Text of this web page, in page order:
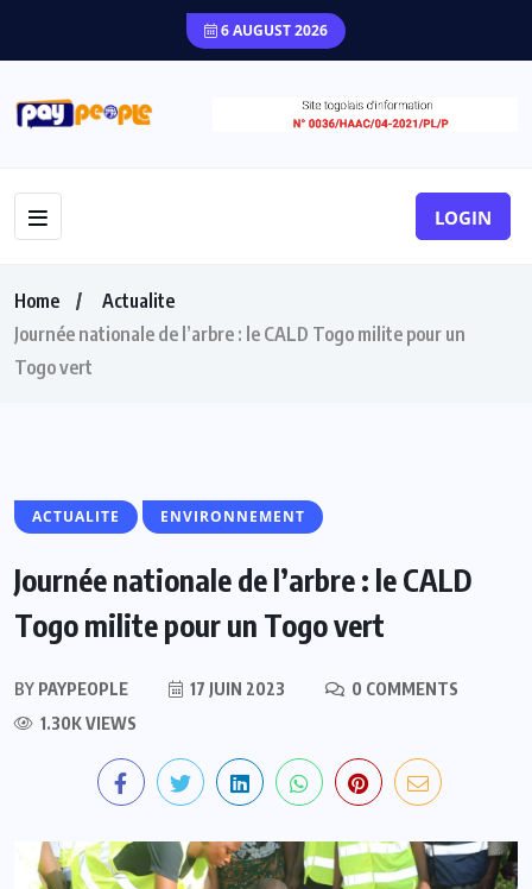
6 AUGUST 2026
LOGIN
Home
Actualite
Journée nationale de l’arbre : le CALD Togo milite pour un
Togo vert
ACTUALITE ENVIRONNEMENT
Journée nationale de l’arbre : le CALD
Togo milite pour un Togo vert
BY PAYPEOPLE 17 JUIN 2023
0 COMMENTS
1.30K VIEWS